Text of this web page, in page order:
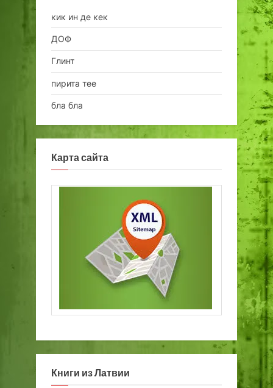
кик ин де кек
ДОФ
Глинт
пирита тее
бла бла
Карта сайта
Книги из Латвии